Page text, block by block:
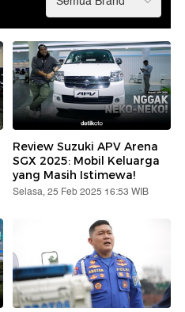
Review Suzuki APV Arena
SGX 2025: Mobil Keluarga
yang Masih Istimewa!
Selasa, 25 Feb 2025 16:53 WIB